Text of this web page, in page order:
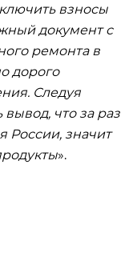
взносы
документ с
ремонта в
дорого
Следуя
что за раз
России, значит
».